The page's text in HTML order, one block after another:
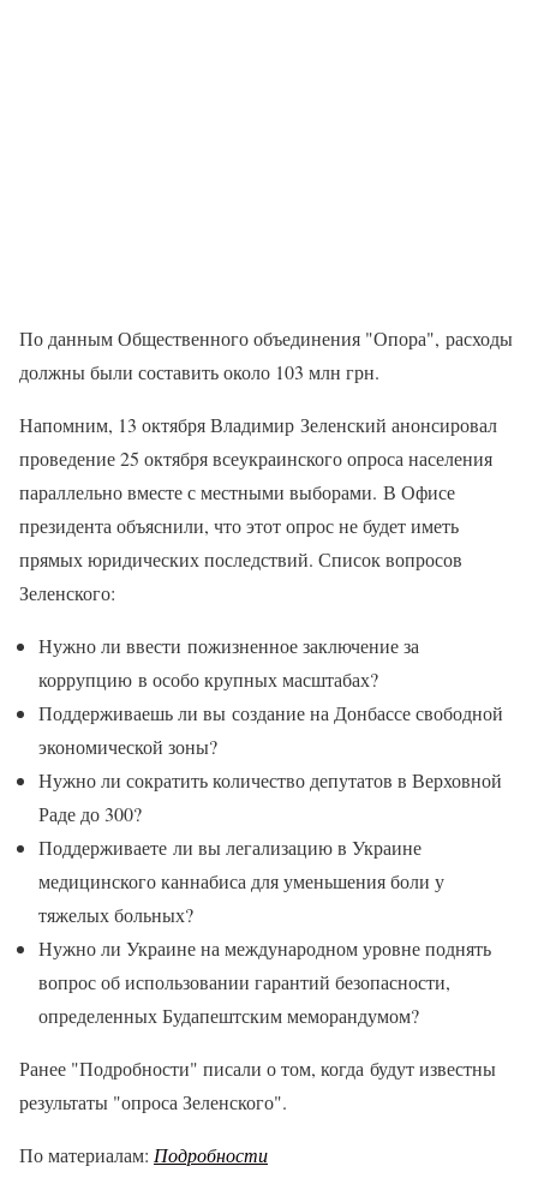
По данным Общественного объединения "Опора", расходы
должны были составить около 103 млн грн.
Напомним, 13 октября Владимир Зеленский анонсировал
проведение 25 октября всеукраинского опроса населения
параллельно вместе с местными выборами. В Офисе
президента объяснили, что этот опрос не будет иметь
прямых юридических последствий. Список вопросов
Зеленского:
Нужно ли ввести пожизненное заключение за
коррупцию в особо крупных масштабах?
Поддерживаешь ли вы создание на Донбассе свободной
экономической зоны?
Нужно ли сократить количество депутатов в Верховной
Раде до 300?
Поддерживаете ли вы легализацию в Украине
медицинского каннабиса для уменьшения боли у
тяжелых больных?
Нужно ли Украине на международном уровне поднять
вопрос об использовании гарантий безопасности,
определенных Будапештским меморандумом?
Ранее "Подробности" писали о том, когда будут известны
результаты "опроса Зеленского".
По материалам: Подробности